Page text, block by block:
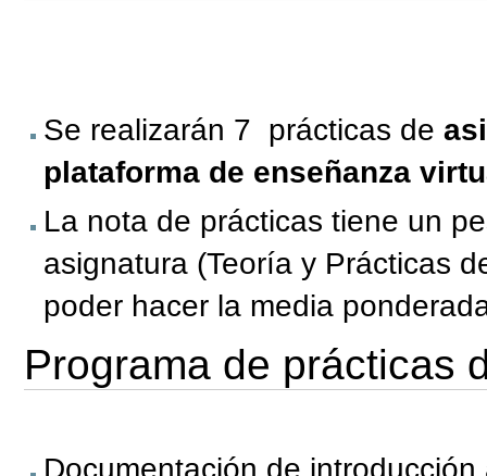
Se realizarán 7 prácticas de
plataforma de enseñanza
La nota de prácticas tiene un
asignatura (Teoría y Prácticas
poder hacer la media
Programa de prácticas
Documentación de